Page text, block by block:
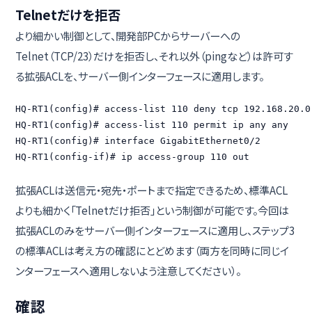
Telnetだけを拒否
より細かい制御として、開発部PCからサーバーへの
Telnet（TCP/23）だけを拒否し、それ以外（pingなど）は許可す
る拡張ACLを、サーバー側インターフェースに適用します。
HQ-RT1(config)# access-list 110 deny tcp
HQ-RT1(config)# access-list 110 permit ip any any
HQ-RT1(config)# interface GigabitEthernet0/2
HQ-RT1(config-if)# ip access-group 110 out
拡張ACLは送信元・宛先・ポートまで指定できるため、標準ACL
よりも細かく「Telnetだけ拒否」という制御が可能です。今回は
拡張ACLのみをサーバー側インターフェースに適用し、ステップ3
の標準ACLは考え方の確認にとどめます（両方を同時に同じイ
ンターフェースへ適用しないよう注意してください）。
確認